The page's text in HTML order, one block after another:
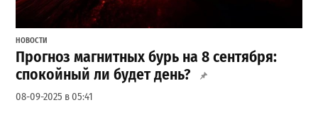
НОВОСТИ
Прогноз магнитных бурь на 8 сентября:
спокойный ли будет день?
08-09-2025 в 05:41